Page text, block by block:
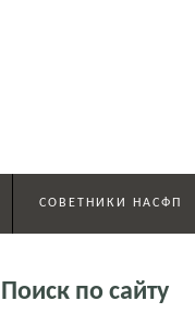
СОВЕТНИКИ НАСФП
Поиск по сайту